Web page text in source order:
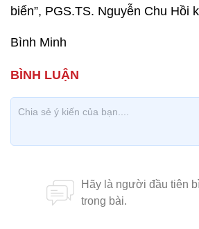
biển”, PGS.TS. Nguyễn Chu Hồi
Bình Minh